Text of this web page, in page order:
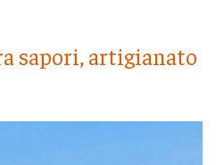
sapori, artigianato